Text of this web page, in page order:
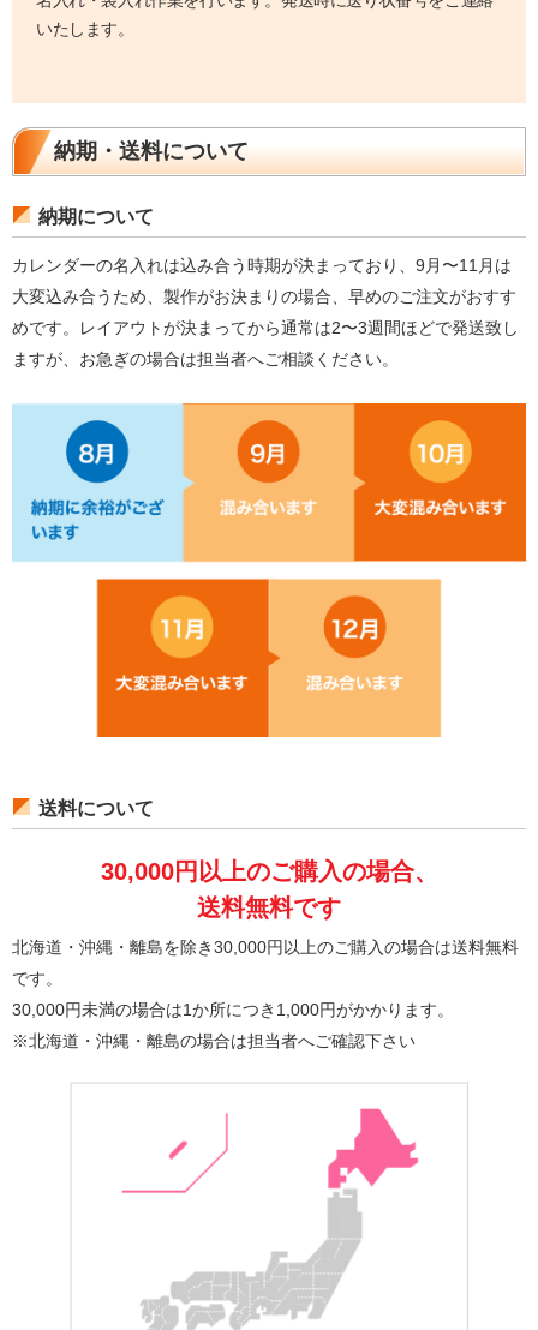
いたします。
納期・送料について
納期について
カレンダーの名入れは込み合う時期が決まっており、9月〜11月は
大変込み合うため、製作がお決まりの場合、早めのご注文がおすす
めです。レイアウトが決まってから通常は2〜3週間ほどで発送致し
ますが、お急ぎの場合は担当者へご相談ください。
送料について
30,000円以上のご購入の場合、
送料無料です
北海道・沖縄・離島を除き30,000円以上のご購入の場合は送料無料
です。
30,000円未満の場合は1か所につき1,000円がかかります。
※北海道・沖縄・離島の場合は担当者へご確認下さい